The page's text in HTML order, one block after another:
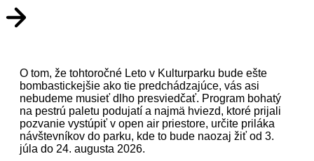
O tom, že tohtoročné Leto v Kulturparku bude ešte
bombastickejšie ako tie predchádzajúce, vás asi
nebudeme musieť dlho presviedčať. Program bohatý
na pestrú paletu podujatí a najmä hviezd, ktoré prijali
pozvanie vystúpiť v open air priestore, určite priláka
návštevníkov do parku, kde to bude naozaj žiť od 3.
júla do 24. augusta 2026.